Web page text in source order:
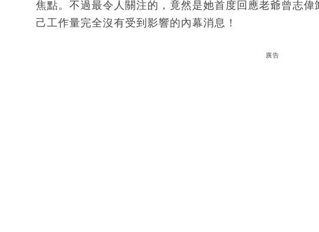
焦點。不過最令人關注的，竟然是她首度回應老爺曾志
己工作量完全沒有受到影響的內幕消息！
廣告